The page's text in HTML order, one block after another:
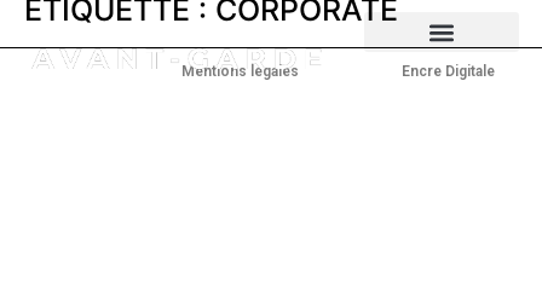
ÉTIQUETTE : CORPORATE
Copyright © 2024 – Mentions légales Encre Digitale